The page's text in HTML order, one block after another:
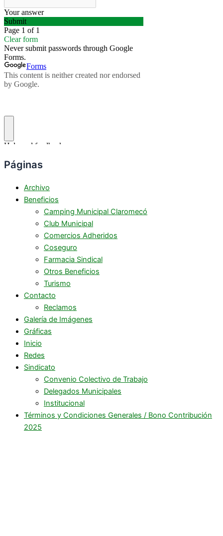
Páginas
Archivo
Beneficios
Camping Municipal Claromecó
Club Municipal
Comercios Adheridos
Coseguro
Farmacia Sindical
Otros Beneficios
Turismo
Contacto
Reclamos
Galería de Imágenes
Gráficas
Inicio
Redes
Sindicato
Convenio Colectivo de Trabajo
Delegados Municipales
Institucional
Términos y Condiciones Generales / Bono Contribución
2025